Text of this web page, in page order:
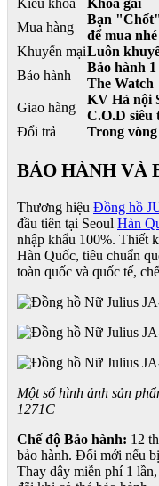
Kiểu khóa
Khóa gài
Mua hàng
Bạn
để mua nhé
Khuyến mạiLuôn
Bảo hành
Bảo hành
The Watch
Giao hàng
KV Hà nội
C.O.D siêu
Đổi trả
Trong vòng
BẢO HÀNH VÀ
Thương hiệu Đồng hồ
đầu tiên tại Seoul Hàn
nhập khẩu 100%. Thiết
Hàn Quốc, tiêu chuẩn
toàn quốc và quốc tế,
Một số hình ảnh sản
1271C
Chế độ Bảo hành: 12
bảo hành. Đổi mới nếu
Thay dây miễn phí 1